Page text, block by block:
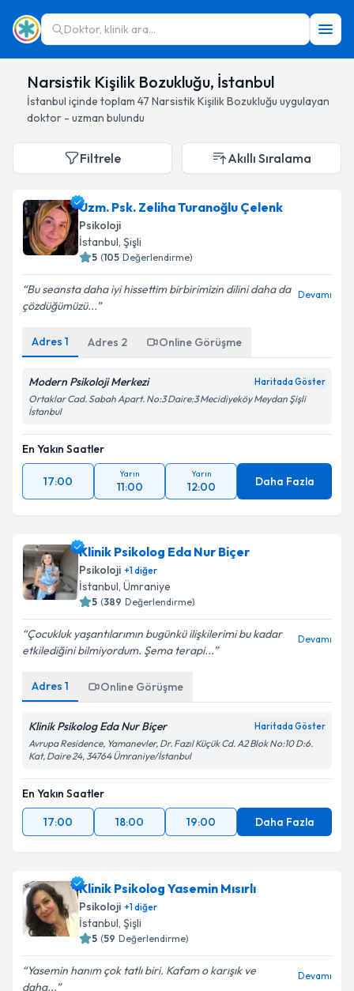
Doktor, klinik ara...
Narsistik Kişilik Bozukluğu, İstanbul
İstanbul içinde toplam 47 Narsistik Kişilik Bozukluğu uygulayan
doktor - uzman bulundu
Filtrele Akıllı Sıralama
Uzm. Psk. Zeliha Turanoğlu Çelenk
Psikoloji
İstanbul, Şişli
5 (105 Değerlendirme)
Bu seansta daha iyi hissettim birbirimizin dilini daha da
çözdüğümüzü...
Devamı
Adres 1 Adres 2 Online Görüşme
Modern Psikoloji Merkezi Haritada Göster
Ortaklar Cad. Sabah Apart. No:3 Daire:3 Mecidiyeköy Meydan Şişli
İstanbul
En Yakın Saatler
17:00
Yarın
11:00
Yarın
12:00 Daha Fazla
Klinik Psikolog Eda Nur Biçer
Psikoloji +1diğer
İstanbul, Ümraniye
5 (389 Değerlendirme)
Çocukluk yaşantılarımın bugünkü ilişkilerimi bu kadar
etkilediğini bilmiyordum. Şema terapi...
Devamı
Adres 1 Online Görüşme
Klinik Psikolog Eda Nur Biçer Haritada Göster
Avrupa Residence, Yamanevler, Dr. Fazıl Küçük Cd. A2 Blok No:10 D:6.
Kat, Daire 24, 34764 Ümraniye/İstanbul
En Yakın Saatler
17:00
18:00 19:00 Daha Fazla
Klinik Psikolog Yasemin Mısırlı
Psikoloji +1diğer
İstanbul, Şişli
5 (59 Değerlendirme)
Yasemin hanım çok tatlı biri. Kafam o karışık ve
daha...
Devamı